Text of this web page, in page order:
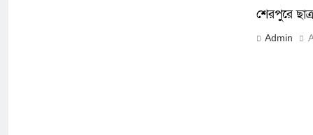
শেরপুরে
Admin